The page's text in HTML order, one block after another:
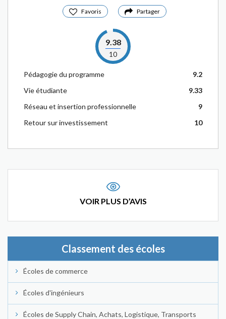
Favoris Partager
9.38
10
Pédagogie du programme
9.2
Vie étudiante
9.33
Réseau et insertion professionnelle
9
Retour sur investissement
10
VOIR PLUS D’AVIS
Classement des écoles
Écoles de commerce
Écoles d'ingénieurs
Écoles de Supply Chain, Achats, Logistique, Transports